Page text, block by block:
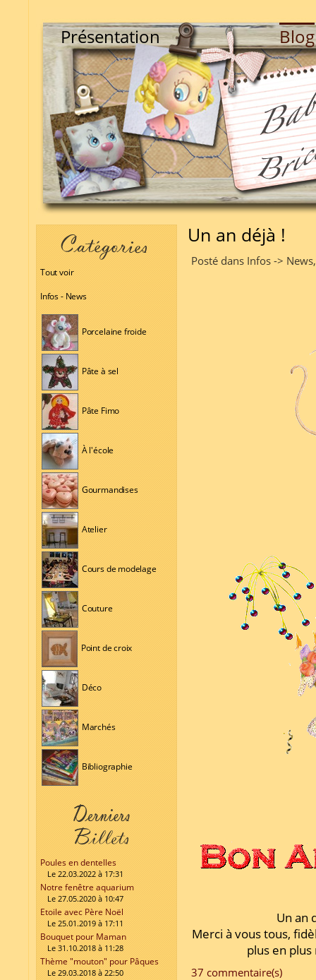
Présentation Blog
Tout voir
Infos - News
Porcelaine froide
Pâte à sel
Pâte Fimo
À l'école
Gourmandises
Atelier
Cours de modelage
Couture
Point de croix
Déco
Marchés
Bibliographie
Poules en dentelles
Le 22.03.2022 à 17:31
Notre fenêtre aquarium
Le 27.05.2020 à 10:47
Etoile avec Père Noël
Le 25.01.2019 à 17:11
Bouquet pour Maman
Le 31.10.2018 à 11:28
Thème "mouton" pour Pâques
Le 29.03.2018 à 22:50
Un an déjà !
Posté dans Infos ->
Un an
Merci à vous tous,
plus en
37 commentaire(s)